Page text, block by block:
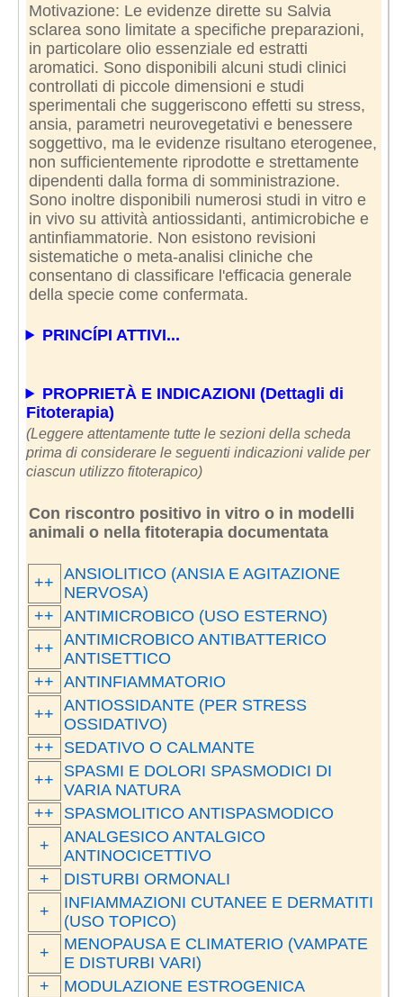
Motivazione: Le evidenze dirette su Salvia
sclarea sono limitate a specifiche preparazioni,
in particolare olio essenziale ed estratti
aromatici. Sono disponibili alcuni studi clinici
controllati di piccole dimensioni e studi
sperimentali che suggeriscono effetti su stress,
ansia, parametri neurovegetativi e benessere
soggettivo, ma le evidenze risultano eterogenee,
non sufficientemente riprodotte e strettamente
dipendenti dalla forma di somministrazione.
Sono inoltre disponibili numerosi studi in vitro e
in vivo su attività antiossidanti, antimicrobiche e
antinfiammatorie. Non esistono revisioni
sistematiche o meta-analisi cliniche che
consentano di classificare l'efficacia generale
della specie come confermata.
PRINCÍPI ATTIVI...
PROPRIETÀ E INDICAZIONI (Dettagli di
Fitoterapia)
(Leggere attentamente tutte le sezioni della scheda
prima di considerare le seguenti indicazioni valide per
ciascun utilizzo fitoterapico)
Con riscontro positivo in vitro o in modelli
animali o nella fitoterapia documentata
++ ANSIOLITICO (ANSIA E AGITAZIONE
NERVOSA)
++ ANTIMICROBICO (USO ESTERNO)
++ ANTIMICROBICO ANTIBATTERICO
ANTISETTICO
++ ANTINFIAMMATORIO
++ ANTIOSSIDANTE (PER STRESS
OSSIDATIVO)
++
SEDATIVO O CALMANTE
++
SPASMI E DOLORI SPASMODICI DI
VARIA NATURA
++
SPASMOLITICO ANTISPASMODICO
+
ANALGESICO ANTALGICO
ANTINOCICETTIVO
+
DISTURBI ORMONALI
+
INFIAMMAZIONI CUTANEE E DERMATITI
(USO TOPICO)
+
MENOPAUSA E CLIMATERIO (VAMPATE
E DISTURBI VARI)
+
MODULAZIONE ESTROGENICA